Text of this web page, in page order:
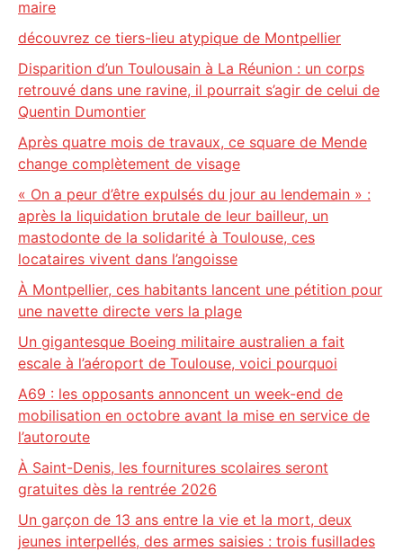
maire
découvrez ce tiers-lieu atypique de Montpellier
Disparition d’un Toulousain à La Réunion : un corps
retrouvé dans une ravine, il pourrait s’agir de celui de
Quentin Dumontier
Après quatre mois de travaux, ce square de Mende
change complètement de visage
« On a peur d’être expulsés du jour au lendemain » :
après la liquidation brutale de leur bailleur, un
mastodonte de la solidarité à Toulouse, ces
locataires vivent dans l’angoisse
À Montpellier, ces habitants lancent une pétition pour
une navette directe vers la plage
Un gigantesque Boeing militaire australien a fait
escale à l’aéroport de Toulouse, voici pourquoi
A69 : les opposants annoncent un week-end de
mobilisation en octobre avant la mise en service de
l’autoroute
À Saint-Denis, les fournitures scolaires seront
gratuites dès la rentrée 2026
Un garçon de 13 ans entre la vie et la mort, deux
jeunes interpellés, des armes saisies : trois fusillades